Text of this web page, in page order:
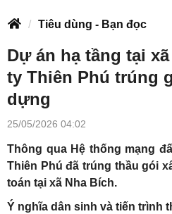
Tiêu dùng - Bạn đọc
Dự án hạ tầng tại
ty Thiên Phú trúng
dựng
25/05/2026 04:02
Thông qua Hệ thống mạng
Thiên Phú đã trúng thầu gói
toán tại xã Nha Bích.
Ý nghĩa dân sinh và tiến trình